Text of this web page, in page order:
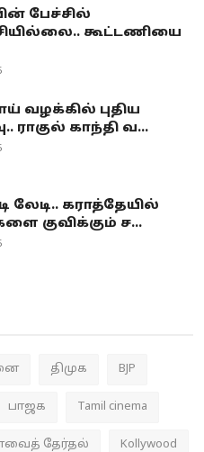
பேச்சில்
கூட்டணியை
வழக்கில் புதிய
ராகுல் காந்தி வ...
லேடி.. கராத்தேயில்
குவிக்கும் ச...
திமுக BJP
பாஜக Tamil cinema
தேர்தல் Kollywood